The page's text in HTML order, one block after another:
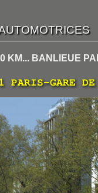
KM... BANLIEUE
GARE DE